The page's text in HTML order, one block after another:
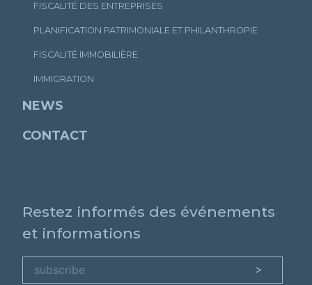
FISCALITÉ DES ENTREPRISES
PLANIFICATION PATRIMONIALE ET PHILANTHROPIE
FISCALITÉ IMMOBILIÈRE
IMMIGRATION
NEWS
CONTACT
Restez informés des événements
et informations